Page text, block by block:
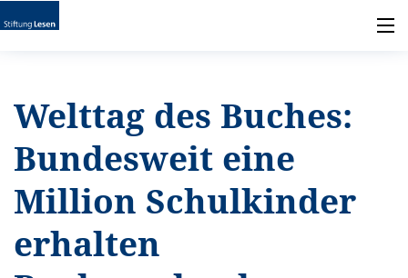
Welttag des Buches:
Bundesweit eine
Million Schulkinder
erhalten